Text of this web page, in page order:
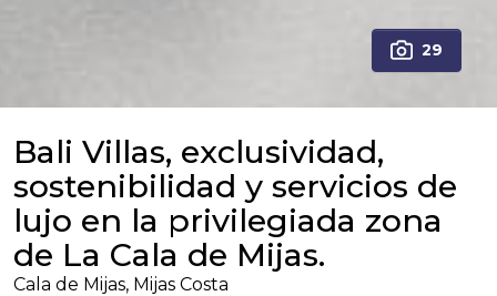
29
Bali Villas, exclusividad,
sostenibilidad y servicios de
lujo en la privilegiada zona
de La Cala de Mijas.
Cala de Mijas, Mijas Costa